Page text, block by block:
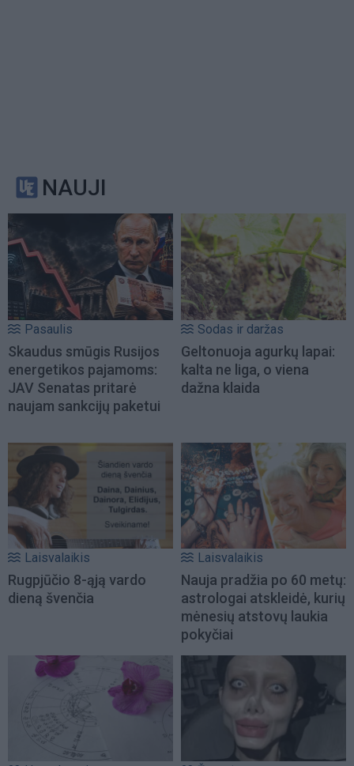
NAUJI
Pasaulis
Skaudus smūgis Rusijos
energetikos pajamoms:
JAV Senatas pritarė
naujam sankcijų paketui
Sodas ir daržas
Geltonuoja agurkų lapai:
kalta ne liga, o viena
dažna klaida
Laisvalaikis
Rugpjūčio 8-ąją vardo
dieną švenčia
Laisvalaikis
Nauja pradžia po 60 metų:
astrologai atskleidė, kurių
mėnesių atstovų laukia
pokyčiai